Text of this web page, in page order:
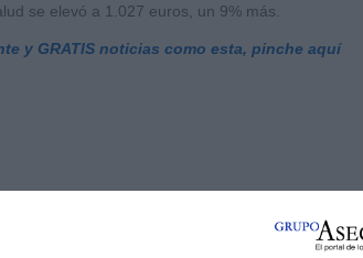
se elevó a 1.027 euros, un 9% más.
y GRATIS noticias como esta, pinche aquí